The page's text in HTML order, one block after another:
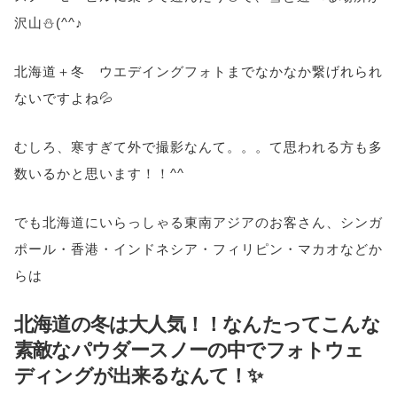
沢山⛄(^^♪
北海道＋冬 ウエデイングフォトまでなかなか繋げれられ
ないですよね💦
むしろ、寒すぎて外で撮影なんて。。。て思われる方も多
数いるかと思います！！^^
でも北海道にいらっしゃる東南アジアのお客さん、シンガ
ポール・香港・インドネシア・フィリピン・マカオなどか
らは
北海道の冬は大人気！！なんたってこんな
素敵なパウダースノーの中でフォトウェ
ディングが出来るなんて！✨